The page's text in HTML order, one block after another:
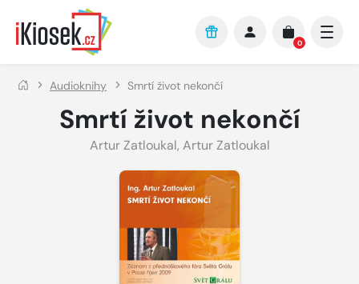
Přejít na hlavní obsah
0
Audioknihy Smrtí život nekončí
Smrtí život nekončí
Artur Zatloukal, Artur Zatloukal